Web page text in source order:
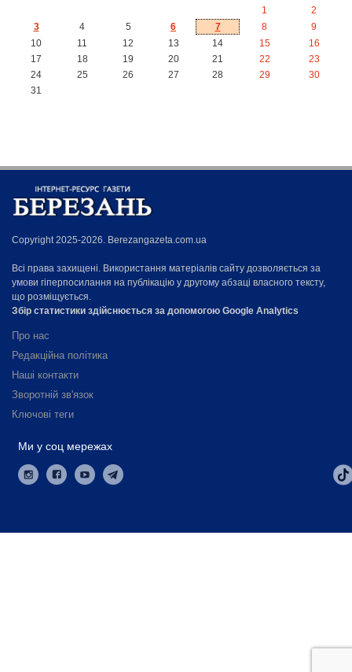
1
2
3
4 5 6 7 8
9
10
11 12 13 14 15
16
17
18 19 20 21 22
23
24
25 26 27 28 29
30
31
Copyright 2025-2026. Berezangazeta.com.ua
Всі права захищені. Використання матеріалів сайту дозволяється за
умови гіперпосилання на публікацію у другому абзаці власного тексту,
що розміщується.
Збір статистики здійснюється за допомогою Google Analytics
Про нас
Редакційна політика
Наші контакти
Зворотній зв'язок
Ключові теги
Ми у соц мережах